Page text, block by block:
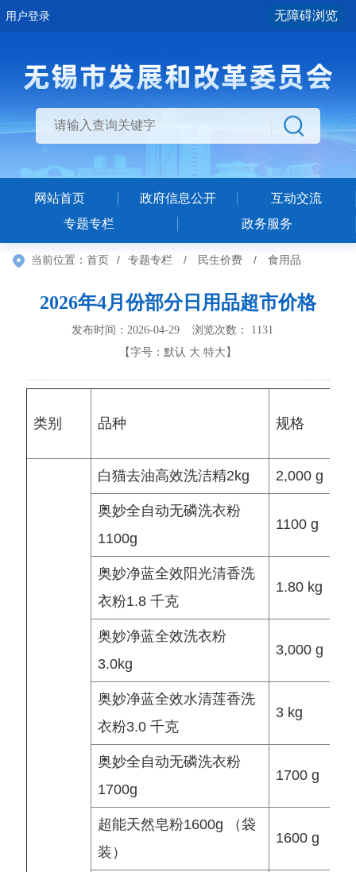
用户登录 无障碍浏览
网站首页 政府信息公开
互动交流
专题专栏
政务服务
当前位置： 首页 / 专题专栏 / 民生价费 / 食用品
2026年4月份部分日用品超市价格
发布时间：2026-04-29 浏览次数： 1131
【字号： 默认 大 特大 】
类别 品种 规格
白猫去油高效洗洁精2kg 2,000 g
奥妙全自动无磷洗衣粉
1100g
1100 g
奥妙净蓝全效阳光清香洗
衣粉1.8 千克
1.80 kg
奥妙净蓝全效洗衣粉
3.0kg
3,000 g
奥妙净蓝全效水清莲香洗
衣粉3.0 千克
3 kg
奥妙全自动无磷洗衣粉
1700g
1700 g
超能天然皂粉1600g （袋
装）
1600 g